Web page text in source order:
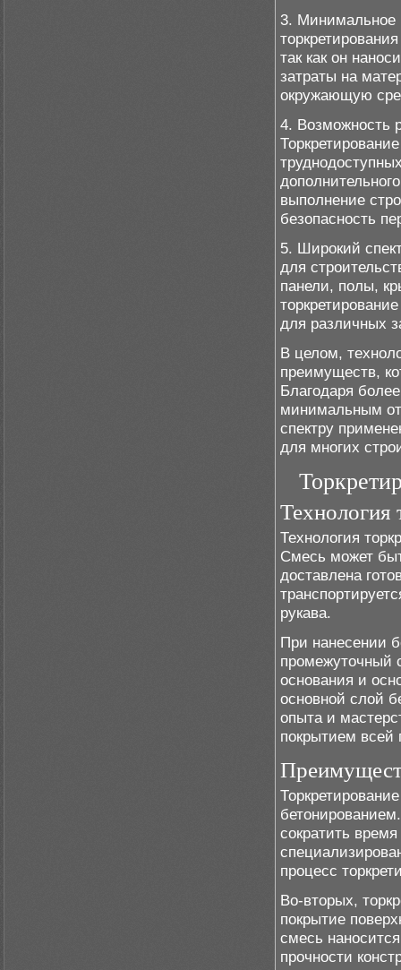
3. Минимальное
так как он
затраты на
окружающую
4. Возможность
выполнение
безопасность
5. Широкий
для
панели, полы,
для различных
В целом,
преимуществ,
Благодаря
минимальным
спектру
для многих
Технология
Технология
Смесь может
доставлена
рукава.
При нанесении
промежуточный
основания и
основной слой
опыта и
покрытием всей
сократить
процесс
Во-вторых,
покрытие
смесь
прочности